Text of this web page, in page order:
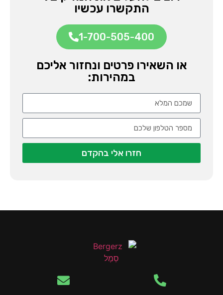
התקשרו עכשיו
1-700-505-400
או השאירו פרטים ונחזור אליכם
במהירות:
חזרו אלי בהקדם